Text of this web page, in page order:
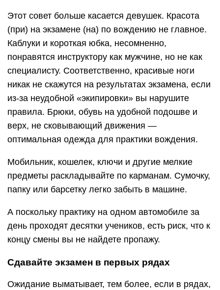
Этот совет больше касается девушек. Красота
(при) на экзамене (на) по вождению не главное.
Каблуки и короткая юбка, несомненно,
понравятся инструктору как мужчине, но не как
специалисту. Соответственно, красивые ноги
никак не скажутся на результатах экзамена, если
из-за неудобной «экипировки» вы нарушите
правила. Брюки, обувь на удобной подошве и
верх, не сковывающий движения —
оптимальная одежда для практики вождения.
Мобильник, кошелек, ключи и другие мелкие
предметы раскладывайте по карманам. Сумочку,
папку или барсетку легко забыть в машине.
А поскольку практику на одном автомобиле за
день проходят десятки учеников, есть риск, что к
концу смены вы не найдете пропажу.
Сдавайте экзамен в первых рядах
Ожидание выматывает, тем более, если в рядах,